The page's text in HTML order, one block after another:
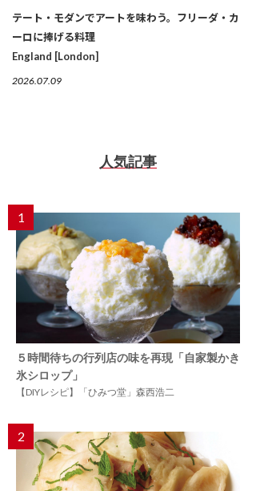
テート・モダンでアートを味わう。フリーダ・カ
ーロに捧げる料理
England [London]
2026.07.09
人気記事
1
５時間待ちの行列店の味を再現「自家製かき
氷シロップ」
【DIYレシピ】「ひみつ堂」森西浩二
2